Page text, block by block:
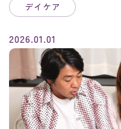
デイケア
2026.01.01